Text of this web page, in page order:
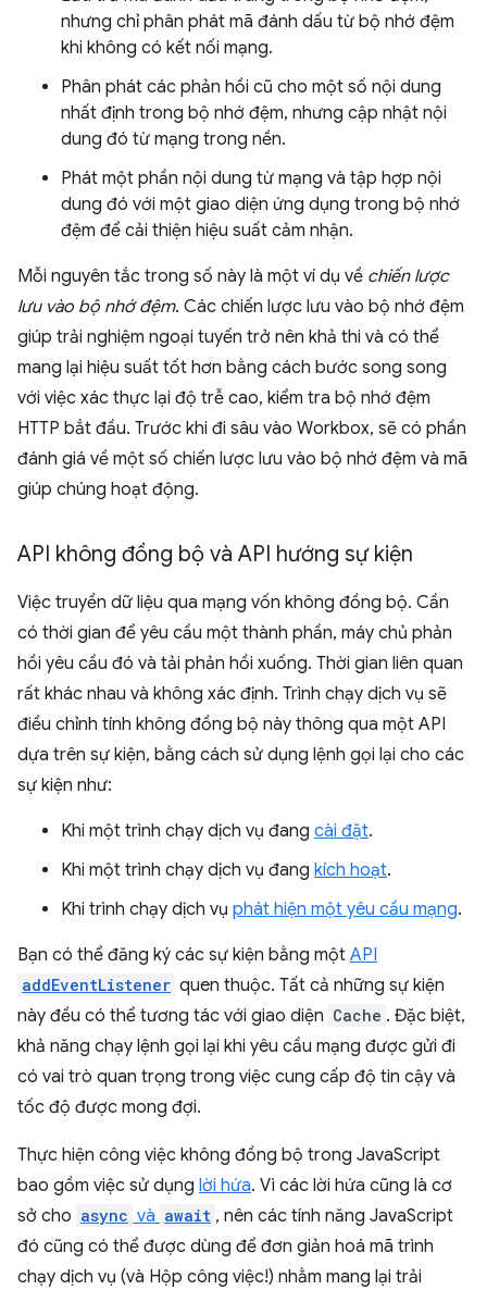
nhưng chỉ phân phát mã đánh dấu từ bộ nhớ đệm
khi không có kết nối mạng.
Phân phát các phản hồi cũ cho một số nội dung
nhất định trong bộ nhớ đệm, nhưng cập nhật nội
dung đó từ mạng trong nền.
Phát một phần nội dung từ mạng và tập hợp nội
dung đó với một giao diện ứng dụng trong bộ nhớ
đệm để cải thiện hiệu suất cảm nhận.
Mỗi nguyên tắc trong số này là một ví dụ về chiến lược
lưu vào bộ nhớ đệm. Các chiến lược lưu vào bộ nhớ đệm
giúp trải nghiệm ngoại tuyến trở nên khả thi và có thể
mang lại hiệu suất tốt hơn bằng cách bước song song
với việc xác thực lại độ trễ cao, kiểm tra bộ nhớ đệm
HTTP bắt đầu. Trước khi đi sâu vào Workbox, sẽ có phần
đánh giá về một số chiến lược lưu vào bộ nhớ đệm và mã
giúp chúng hoạt động.
API không đồng bộ và API hướng sự kiện
Việc truyền dữ liệu qua mạng vốn không đồng bộ. Cần
có thời gian để yêu cầu một thành phần, máy chủ phản
hồi yêu cầu đó và tải phản hồi xuống. Thời gian liên quan
rất khác nhau và không xác định. Trình chạy dịch vụ sẽ
điều chỉnh tính không đồng bộ này thông qua một API
dựa trên sự kiện, bằng cách sử dụng lệnh gọi lại cho các
sự kiện như:
Khi một trình chạy dịch vụ đang cài đặt.
Khi một trình chạy dịch vụ đang kích hoạt.
Khi trình chạy dịch vụ phát hiện một yêu cầu mạng.
Bạn có thể đăng ký các sự kiện bằng một API
addEventListener quen thuộc. Tất cả những sự kiện
này đều có thể tương tác với giao diện Cache . Đặc biệt,
khả năng chạy lệnh gọi lại khi yêu cầu mạng được gửi đi
có vai trò quan trọng trong việc cung cấp độ tin cậy và
tốc độ được mong đợi.
Thực hiện công việc không đồng bộ trong JavaScript
bao gồm việc sử dụng lời hứa. Vì các lời hứa cũng là cơ
sở cho async và await , nên các tính năng JavaScript
đó cũng có thể được dùng để đơn giản hoá mã trình
chạy dịch vụ (và Hộp công việc!) nhằm mang lại trải